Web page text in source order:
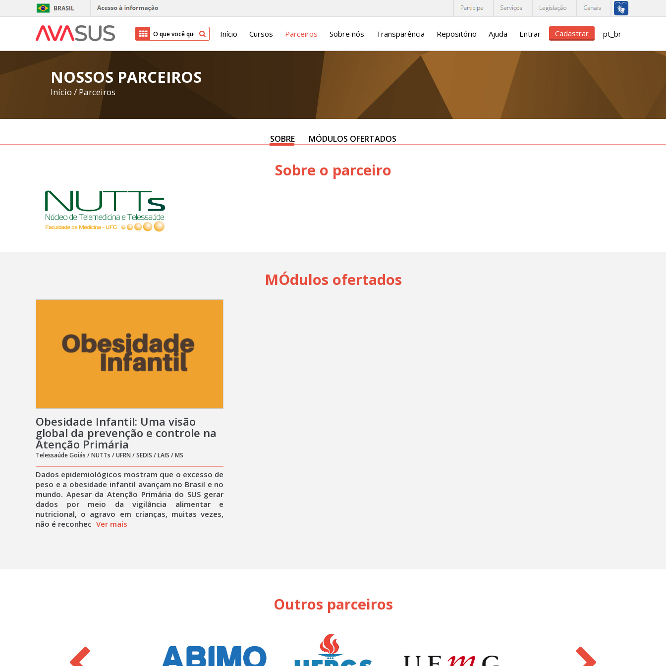
Início Cursos Parceiros Sobre nós Transparência Repositório Ajuda Entrar Cadastrar pt_br
NOSSOS PARCEIROS
Início / Parceiros
SOBRE MÓDULOS OFERTADOS
Sobre o parceiro
.
MÓdulos ofertados
Obesidade Infantil: Uma visão
global da prevenção e controle na
Atenção Primária
Telessaúde Goiás / NUTTs / UFRN / SEDIS / LAIS / MS
Dados epidemiológicos mostram que o excesso de
peso e a obesidade infantil avançam no Brasil e no
mundo. Apesar da Atenção Primária do SUS gerar
dados por meio da vigilância alimentar e
nutricional, o agravo em crianças, muitas vezes,
não é reconhec Ver mais
Outros parceiros